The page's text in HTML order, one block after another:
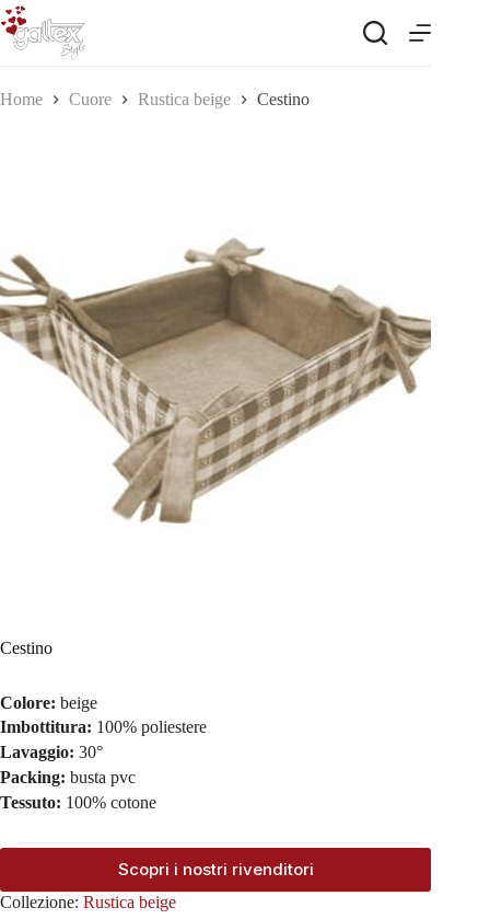
Salta
al
contenuto
Home Cuore Rustica beige Cestino
Cestino
Colore: beige
Imbottitura: 100% poliestere
Lavaggio: 30°
Packing: busta pvc
Tessuto: 100% cotone
Scopri i nostri rivenditori
Collezione: Rustica beige